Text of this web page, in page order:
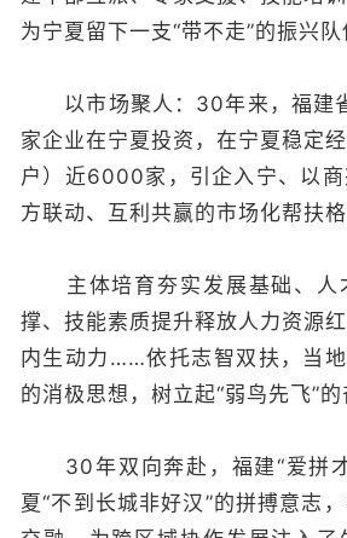
为宁夏留下一支“带不走”的振兴队
以市场聚人：30年来，福建
家企业在宁夏投资，在宁夏稳定
户）近6000家，引企入宁、以
方联动、互利共赢的市场化帮扶格
主体培育夯实发展基础、人
撑、技能素质提升释放人力资源
内生动力……依托志智双扶，当地
的消极思想，树立起“弱鸟先飞”的
30年双向奔赴，福建“爱拼才
夏“不到长城非好汉”的拼搏意志